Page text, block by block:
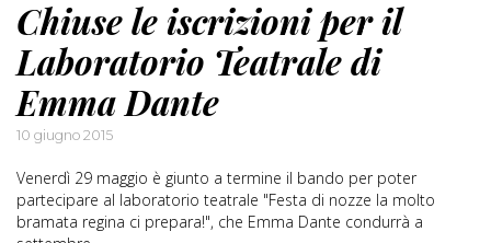
Chiuse le iscrizioni per il
Laboratorio Teatrale di
Emma Dante
10 giugno 2015
Venerdì 29 maggio è giunto a termine il bando per poter
partecipare al laboratorio teatrale "Festa di nozze la molto
bramata regina ci prepara!", che Emma Dante condurrà a